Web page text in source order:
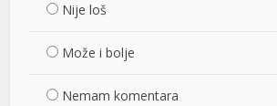
Nije loš
Može i bolje
Nemam komentara